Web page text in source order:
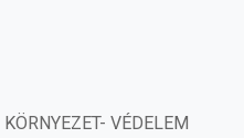
KÖRNYEZET- VÉDELEM